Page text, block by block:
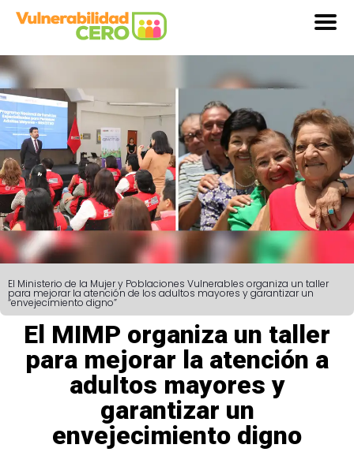
El Ministerio de la Mujer y Poblaciones Vulnerables organiza un taller
para mejorar la atención de los adultos mayores y garantizar un
“envejecimiento digno”
El MIMP organiza un taller
para mejorar la atención a
adultos mayores y
garantizar un
envejecimiento digno